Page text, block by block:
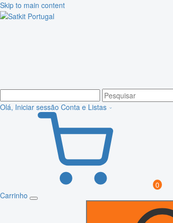
Skip to main content
Olá, Iniciar sessão Conta e Listas
0
Carrinho